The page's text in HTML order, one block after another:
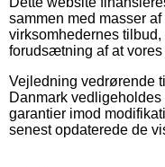
sammen med masser
virksomhedernes
forudsætning af at
Vejledning vedrørende
Danmark
garantier imod
senest opdaterede de